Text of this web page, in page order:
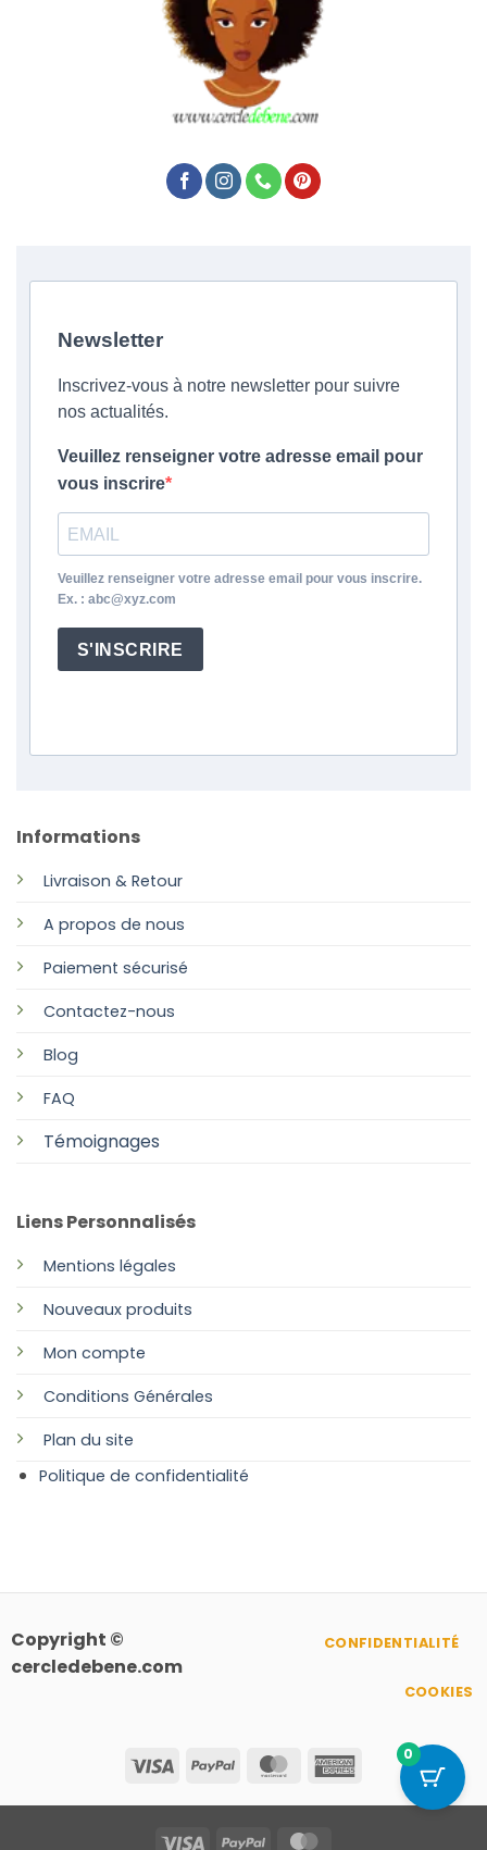
Informations
Livraison & Retour
A propos de nous
Paiement sécurisé
Contactez-nous
Blog
FAQ
Témoignages
Liens Personnalisés
Mentions légales
Nouveaux produits
Mon compte
Conditions Générales
Plan du site
Politique de confidentialité
Newsletter
Inscrivez-vous à notre newsletter pour suivre
nos actualités.
Veuillez renseigner votre adresse email pour
vous inscrire
Veuillez renseigner votre adresse email pour vous inscrire.
Ex. : abc@xyz.com
S'INSCRIRE
Copyright ©
cercledebene.com
Visa PayPal MasterCardAmerican
Express
CONFIDENTIALITÉ
COOKIES
Visa PayPal
0